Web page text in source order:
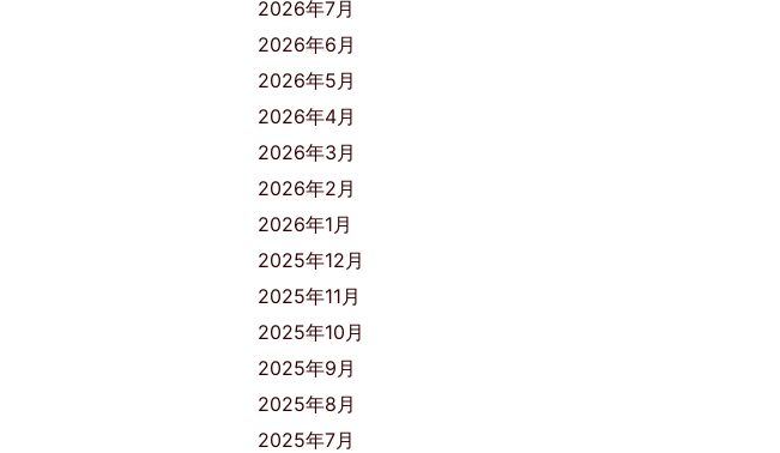
2026年7月
2026年6月
2026年5月
2026年4月
2026年3月
2026年2月
2026年1月
2025年12月
2025年11月
2025年10月
2025年9月
2025年8月
2025年7月